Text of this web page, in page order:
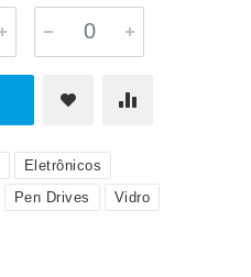
Eletrônicos
Pen Drives Vidro